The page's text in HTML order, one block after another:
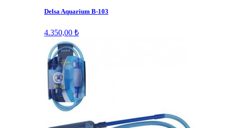
Delsa Aquarium B-103
4.350,00 ₺